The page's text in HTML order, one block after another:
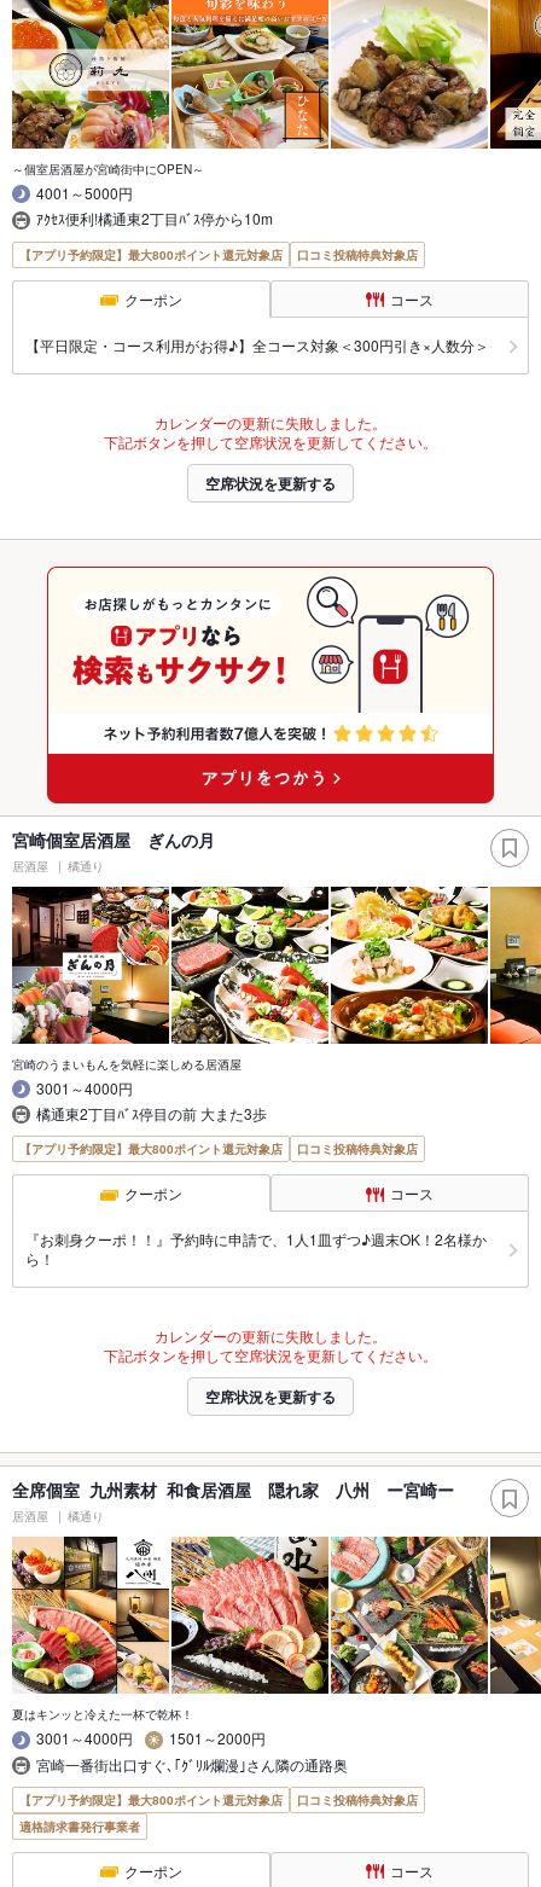
～個室居酒屋が宮崎街中にOPEN～
4001～5000円
ｱｸｾｽ便利!橘通東2丁目ﾊﾞｽ停から10m
【アプリ予約限定】最大800ポイント還元対象店 口コミ投稿特典対象店
クーポン コース
【平日限定・コース利用がお得♪】全コース対象＜300円引き×人数分＞
カレンダーの更新に失敗しました。
下記ボタンを押して空席状況を更新してください。
空席状況を更新する
宮崎個室居酒屋 ぎんの月
居酒屋 橘通り
宮崎のうまいもんを気軽に楽しめる居酒屋
3001～4000円
橘通東2丁目ﾊﾞｽ停目の前 大また3歩
【アプリ予約限定】最大800ポイント還元対象店 口コミ投稿特典対象店
クーポン コース
『お刺身クーポ！！』予約時に申請で、1人1皿ずつ♪週末OK！2名様か
ら！
カレンダーの更新に失敗しました。
下記ボタンを押して空席状況を更新してください。
空席状況を更新する
全席個室 九州素材 和食居酒屋 隠れ家 八州 ー宮崎ー
居酒屋 橘通り
夏はキンッと冷えた一杯で乾杯！
3001～4000円
1501～2000円
宮崎一番街出口すぐ､｢ｸﾞﾘﾙ爛漫｣さん隣の通路奥
【アプリ予約限定】最大800ポイント還元対象店
口コミ投稿特典対象店
適格請求書発行事業者
クーポン コース